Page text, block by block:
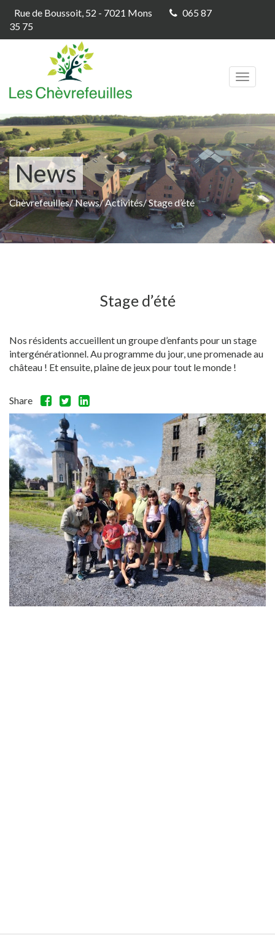
Rue de Boussoit, 52 - 7021 Mons
065 87
35 75
Toggle
News
Chèvrefeuilles/News/Activités/Stage d’été
Stage d’été
Nos résidents accueillent un groupe d’enfants pour un stage
intergénérationnel. Au programme du jour, une promenade au
château ! Et ensuite, plaine de jeux pour tout le monde !
Share